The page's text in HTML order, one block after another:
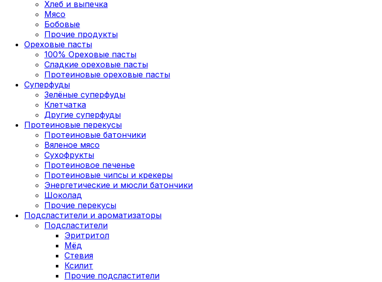
Хлеб и выпечка
Мясо
Бобовые
Прочие продукты
Ореховые пасты
100% Ореховые пасты
Сладкие ореховые пасты
Протеиновые ореховые пасты
Суперфуды
Зелёные суперфуды
Клетчатка
Другие суперфуды
Протеиновые перекусы
Протеиновые батончики
Вяленое мясо
Сухофрукты
Протеиновое печенье
Протеиновые чипсы и крекеры
Энергетические и мюсли батончики
Шоколад
Прочие перекусы
Подсластители и ароматизаторы
Подсластители
Эритритол
Мёд
Стевия
Ксилит
Прочие подсластители